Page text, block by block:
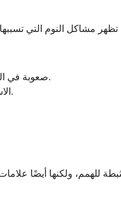
صعوبة في النوم حتى عندما تشعر بالتعب، والبقاء مستيقظًا لفترات طويلة بينما يتسابق عقلك أو يشعر جسدك بالقلق.
الاستيقاظ عدة مرات أثناء الليل ووجود صعوبة في العودة إلى النوم، مما يجعلك تشعر بالتجزئة وعدم الراحة.